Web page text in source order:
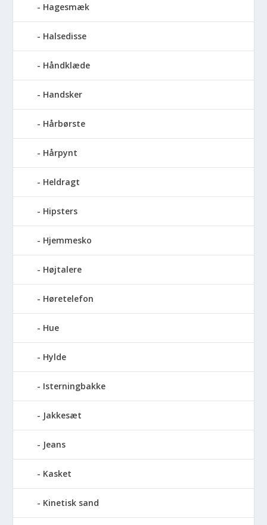
Hagesmæk
Halsedisse
Håndklæde
Handsker
Hårbørste
Hårpynt
Heldragt
Hipsters
Hjemmesko
Højtalere
Høretelefon
Hue
Hylde
Isterningbakke
Jakkesæt
Jeans
Kasket
Kinetisk sand